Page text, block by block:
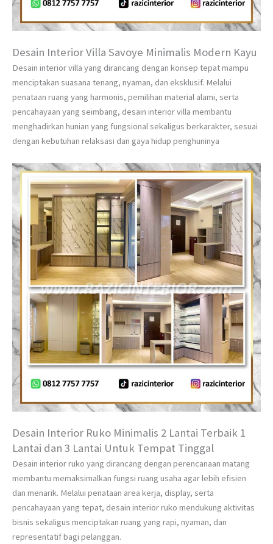
Desain Interior Villa Savoye Minimalis Modern Kayu
Desain interior villa yang dirancang dengan konsep tepat mampu
menciptakan suasana tenang, nyaman, dan eksklusif. Melalui
penataan ruang yang harmonis, pemilihan material alami, serta
pencahayaan yang seimbang, desain interior villa membantu
menghadirkan hunian yang fungsional sekaligus berkarakter, sesuai
dengan kebutuhan relaksasi dan gaya hidup penghuninya
Desain Interior Ruko Minimalis 2 Lantai Terbaik 1
Lantai dan 3 Lantai Untuk Tempat Tinggal
Desain interior ruko yang dirancang dengan perencanaan matang
membantu memaksimalkan fungsi ruang usaha agar lebih efisien
dan menarik. Melalui penataan area kerja, display, serta
pencahayaan yang tepat, desain interior ruko mendukung aktivitas
bisnis sekaligus menciptakan ruang yang rapi, nyaman, dan
representatif bagi pelanggan.